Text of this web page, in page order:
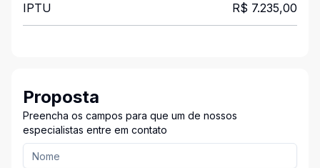
IPTU R$ 7.235,00
Proposta
Preencha os campos para que um de nossos
especialistas entre em contato